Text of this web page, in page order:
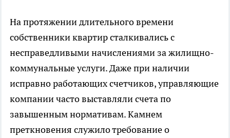
На протяжении длительного времени
собственники квартир сталкивались с
несправедливыми начислениями за жилищно-
коммунальные услуги. Даже при наличии
исправно работающих счетчиков, управляющие
компании часто выставляли счета по
завышенным нормативам. Камнем
преткновения служило требование о